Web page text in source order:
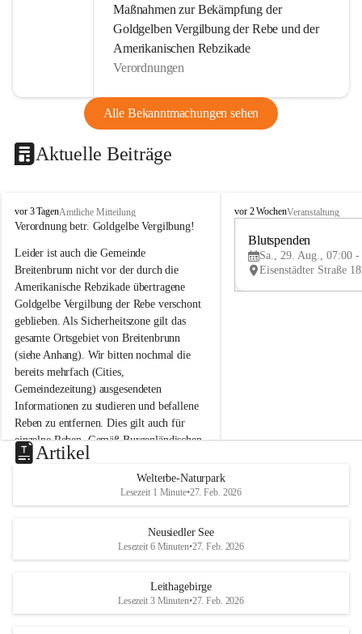
Maßnahmen zur Bekämpfung der
Goldgelben Vergilbung der Rebe und der
Amerikanischen Rebzikade
Verordnungen
Alle Bekanntmachungen sehen
Aktuelle Beiträge
B
r
i
t
e
n
b
r
u
n
n
a
m
N
e
u
s
d
S
vor 3 TagenAmtliche Mitteilung
Verordnung betr. Goldgelbe Vergilbung!
Leider ist auch die Gemeinde
Breitenbrunn nicht vor der durch die
Amerikanische Rebzikade übertragene
Goldgelbe Vergilbung der Rebe verschont
geblieben. Als Sicherheitszone gilt das
gesamte Ortsgebiet von Breitenbrunn
(siehe Anhang). Wir bitten nochmal die
bereits mehrfach (Cities,
Gemeindezeitung) ausgesendeten
Informationen zu studieren und befallene
Reben zu entfernen. Dies gilt auch für
einzelne Reben. Gemäß Burgenländischen
Weinbaugesetz sind nicht gepflegte oder
unzulässige Weingärten zu roden! Bitte
helfen wir zusammen um unsere Winzer
vor den prognostizierten Ernteausfällen
und den daraus folgenden wirtschaftlichen
Maßnahmen zur Bekämpfung
B
e
u
e
d
r
S
vor 2 WochenVeranstaltung
Blutspenden
Sa., 29. Aug., 07:00 -
Artikel
Welterbe-Naturpark
Lesezeit 1 Minute•27. Feb. 2026
Neusiedler See
Lesezeit 6 Minuten•27. Feb. 2026
Leithagebirge
Lesezeit 3 Minuten•27. Feb. 2026